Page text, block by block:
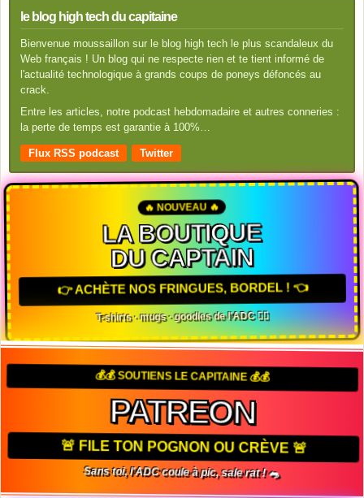
le blog high tech du capitaine
Bienvenue moussaillon sur le blog high tech le plus scandaleux du
Web français ! Un blog qui ne respecte rien et te tient informé de
l'actualité technologique à grands coups de poneys défoncés au
crack.
Entre les articles, notre podcast hebdomadaire et autres conneries :
la perte de temps est garantie à 100%…
Flux RSS podcast Twitter
🔥 NOUVEAU 🔥
LA BOUTIQUE
DU CAPTAIN
👉 ACHÈTE NOS FRINGUES, BORDEL ! 👈
T-shirts · mugs · goodies de l'ADC 🏴‍☠️
💰💰 SOUTIENS LE CAPITAINE 💰💰
PATREON
🚨 FILE TON POGNON OU CRÈVE 🚨
Sans toi, l'ADC coule à pic, sale rat ! 🐀